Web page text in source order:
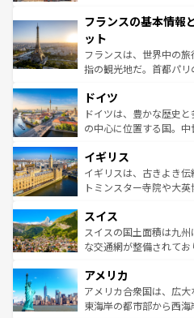
ませてくれるイタリア
なお、新着のイタリア情
しい。
文化が根付くこの国で
れる闘牛、そして美味し
る。首都マドリードの
アートに溢れた街角か
せる。地方によって風土
ンテンツ一覧を参照し
フランスの基本情報
ット
フランスは、世界中の
指の観光地だ。首都パ
で、幅広い魅力が詰まっ
聖堂、美しいビーチ、
から魅了する。また、
いる。シャンパンの発祥
香り高いラベンダー畑
らに、パリ以外の地域
れる地方に足を運ぶとそ
きるだろう。
を参照してほしい。
ドイツ
ドイツは、豊かな歴史
の中心に位置する国。
顔を持つこの国は、どこ
ルリンの文化的活気、
してライン川沿いのワ
は、お酒好きな人にはぜひ体験
ドイツ情報はコンテンツ
イギリス
イギリスは、古きよき
トミンスター寺院や大
リアごとに異なる魅力が
ティー、ビール好きに
戦など、本場だからこ
ンツ一覧を参照してほし
スイス
スイスの国土面積は九
な交通網が整備されて
の建物がそのまま残る町
博物館もあり、アルプス
ことができる。国民の
アメリカ
アメリカ合衆国は、広大
東海岸の都市部から西